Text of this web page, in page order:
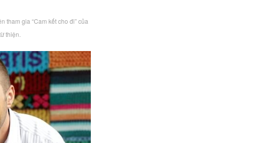
tham gia “Cam kết cho đi” của
thiện.